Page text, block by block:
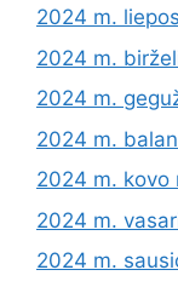
2024 m.
2024 m.
2024 m.
2024 m.
2024 m. kovo
2024 m.
2024 m.